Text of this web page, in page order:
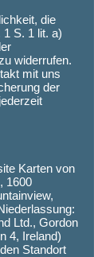
die
1 S. 1 lit. a)
widerrufen.
mit uns
der
Karten von
1600
Ltd., Gordon
4, Ireland)
Standort